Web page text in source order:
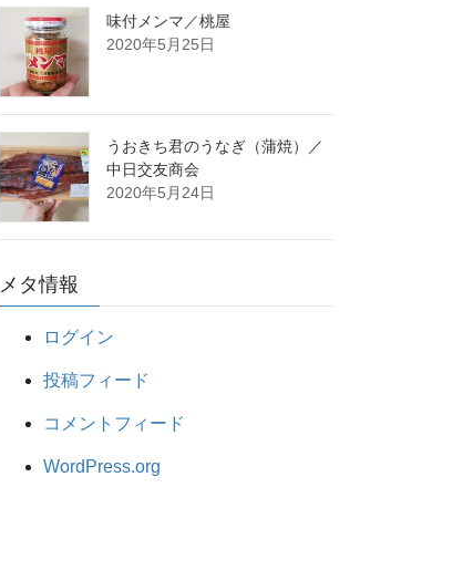
味付メンマ／桃屋
2020年5月25日
うおきち君のうなぎ（蒲焼）／
中日交友商会
2020年5月24日
メタ情報
ログイン
投稿フィード
コメントフィード
WordPress.org